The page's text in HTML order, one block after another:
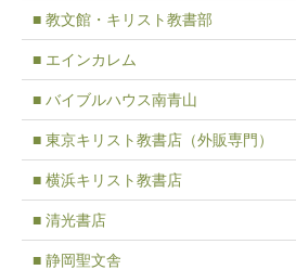
■ 教文館・キリスト教書部
■ エインカレム
■ バイブルハウス南青山
■ 東京キリスト教書店（外販専門）
■ 横浜キリスト教書店
■ 清光書店
■ 静岡聖文舎